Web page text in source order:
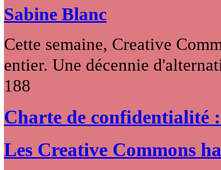
Sabine Blanc
Cette semaine, Creative
entier. Une décennie
188
Charte de confidentialité
Les Creative Commons